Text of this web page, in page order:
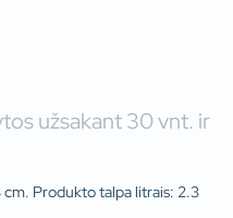
užsakant 30 vnt. ir
cm. Produkto talpa litrais: 2.3